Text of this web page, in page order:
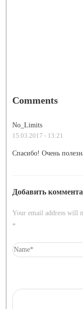
Comments
No_Limits
15.03.2017 - 13:21
Спасибо! Очень
Добавить
Your email address will
*